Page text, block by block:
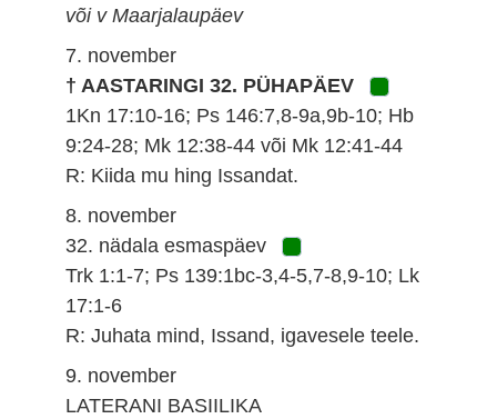
või v Maarjalaupäev
7. november
† AASTARINGI 32. PÜHAPÄEV
1Kn 17:10-16; Ps 146:7,8-9a,9b-10; Hb
9:24-28; Mk 12:38-44 või Mk 12:41-44
R: Kiida mu hing Issandat.
8. november
32. nädala esmaspäev
Trk 1:1-7; Ps 139:1bc-3,4-5,7-8,9-10; Lk
17:1-6
R: Juhata mind, Issand, igavesele teele.
9. november
LATERANI BASIILIKA